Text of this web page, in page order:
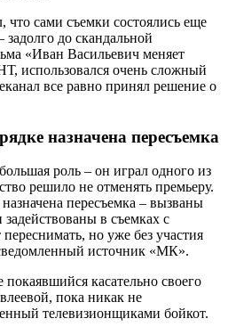
что сами съемки состоялись еще
до скандальной
«Иван Васильевич меняет
использовался очень сложный
все равно принял решение о
назначена пересъемка
роль – он играл одного из
решило не отменять премьеру.
пересъемка – вызваны
в съемках с
но уже без участия
источник «МК».
касательно своего
пока никак не
телевизионщиками бойкот.